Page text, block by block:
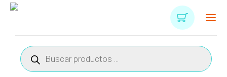
Búsqueda
de
productos